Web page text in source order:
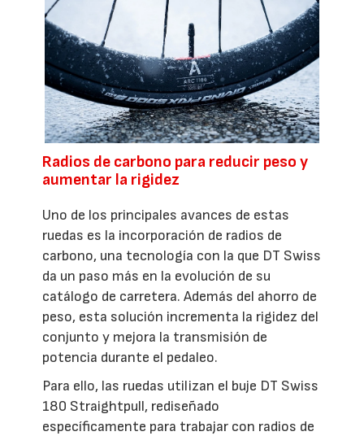
Radios de carbono para reducir peso y
aumentar la rigidez
Uno de los principales avances de estas
ruedas es la incorporación de radios de
carbono, una tecnología con la que DT Swiss
da un paso más en la evolución de su
catálogo de carretera. Además del ahorro de
peso, esta solución incrementa la rigidez del
conjunto y mejora la transmisión de
potencia durante el pedaleo.
Para ello, las ruedas utilizan el buje DT Swiss
180 Straightpull, rediseñado
específicamente para trabajar con radios de